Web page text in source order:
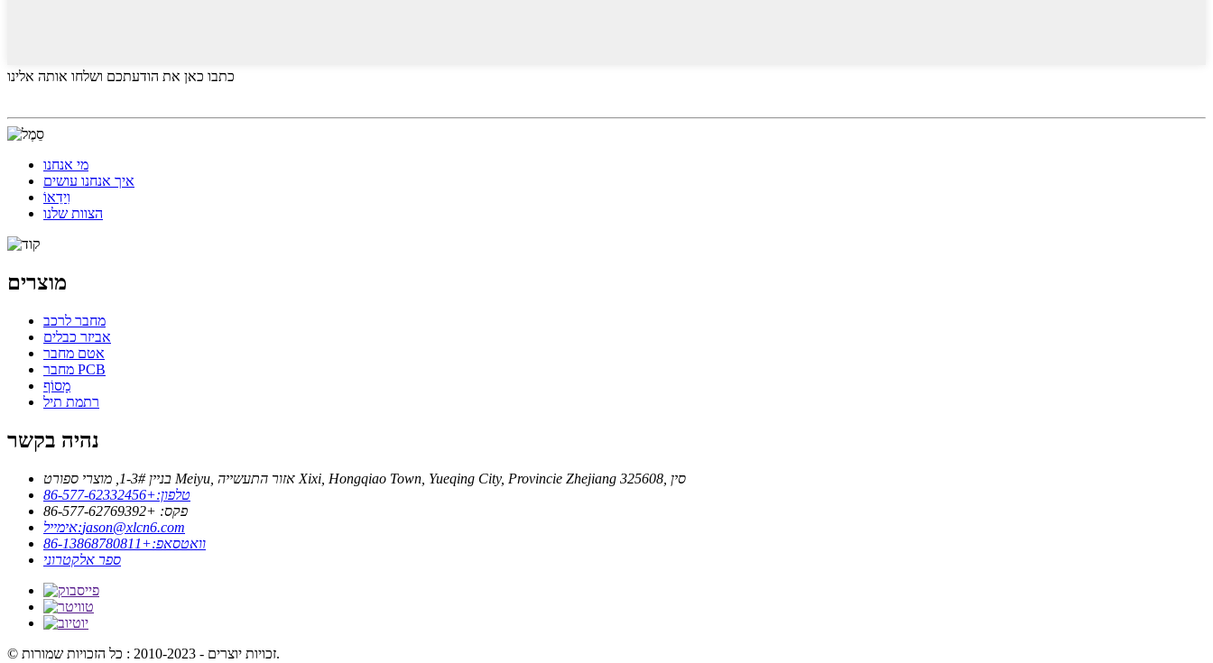
כתבו כאן את הודעתכם ושלחו אותה אלינו
מי אנחנו
איך אנחנו עושים
וִידֵאוֹ
הצוות שלנו
מוצרים
מחבר לרכב
אביזר כבלים
אטם מחבר
מחבר PCB
מָסוֹף
רתמת תיל
נהיה בקשר
בניין 3#-1, מוצרי ספורט Meiyu, אזור התעשייה Xixi, Hongqiao Town, Yueqing City, Provincie Zhejiang 325608, סין
טלפון:+86-577-62332456
פקס: +86-577-62769392
אימייל:jason@xlcn6.com
וואטסאפ:+86-13868780811
ספר אלקטרוני
© זכויות יוצרים - 2010-2023 : כל הזכויות שמורות.